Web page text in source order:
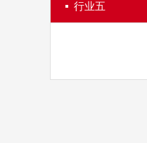
行业五